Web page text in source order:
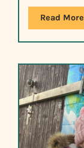
Read More